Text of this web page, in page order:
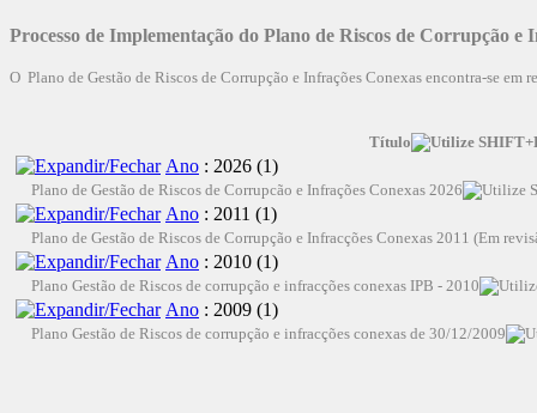
Processo de Implementação do Plano de Riscos de Corrupção e
O Plano de Gestão de Riscos de Corrupção e Infrações Conexas encontra-se
Título
Ano : 2026 ‎(1)
Plano de Gestão de Riscos de Corrupcão e Infrações Conexas 2026
Ano : 2011 ‎(1)
Plano de Gestão de Riscos de Corrupção e Infracções Conexas 2011 (Em
Ano : 2010 ‎(1)
Plano Gestão de Riscos de corrupção e infracções conexas IPB - 2010
Ano : 2009 ‎(1)
Plano Gestão de Riscos de corrupção e infracções conexas de 30/12/2009